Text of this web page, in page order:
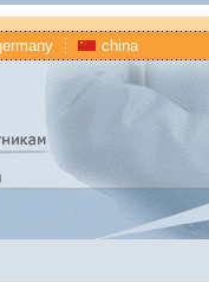
china